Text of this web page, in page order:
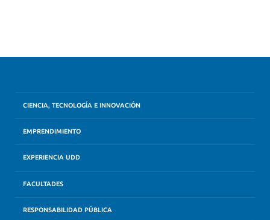
CIENCIA, TECNOLOGÍA E INNOVACIÓN
EMPRENDIMIENTO
EXPERIENCIA UDD
FACULTADES
RESPONSABILIDAD PÚBLICA